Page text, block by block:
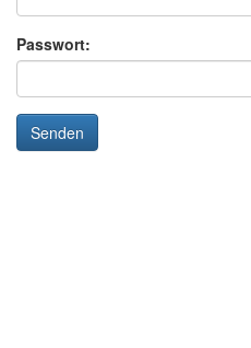
Passwort:
Senden